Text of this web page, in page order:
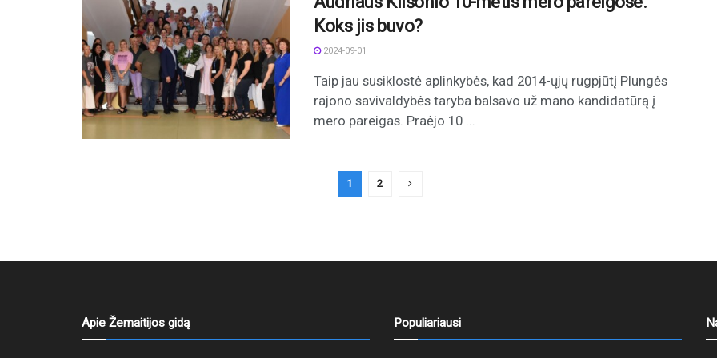
Koks jis buvo?
2024-09-01
Taip jau susiklostė aplinkybės, kad 2014-ųjų rugpjūtį Plungės
rajono savivaldybės taryba balsavo už mano kandidatūrą į
mero pareigas. Praėjo 10 ...
1 2
Apie Žemaitijos gidą Populiariausi